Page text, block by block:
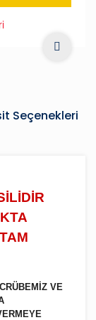
Seçenekleri
VE